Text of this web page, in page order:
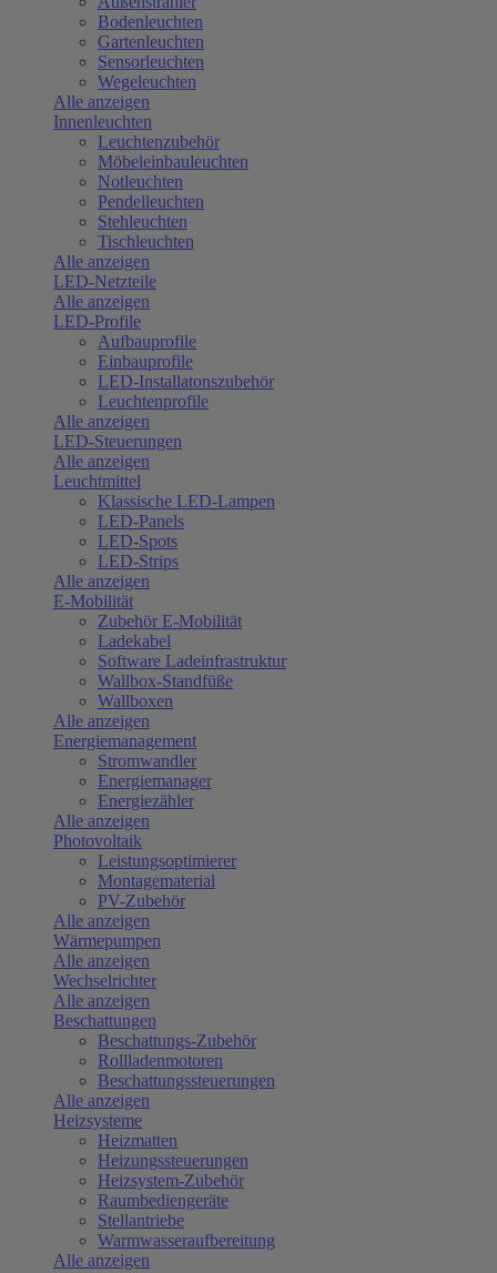
Bodenleuchten
Gartenleuchten
Sensorleuchten
Wegeleuchten
Alle anzeigen
Innenleuchten
Leuchtenzubehör
Möbeleinbauleuchten
Notleuchten
Pendelleuchten
Stehleuchten
Tischleuchten
Alle anzeigen
LED-Netzteile
Alle anzeigen
LED-Profile
Aufbauprofile
Einbauprofile
LED-Installatonszubehör
Leuchtenprofile
Alle anzeigen
LED-Steuerungen
Alle anzeigen
Leuchtmittel
Klassische LED-Lampen
LED-Panels
LED-Spots
LED-Strips
Alle anzeigen
E-Mobilität
Zubehör E-Mobilität
Ladekabel
Software Ladeinfrastruktur
Wallbox-Standfüße
Wallboxen
Alle anzeigen
Energiemanagement
Stromwandler
Energiemanager
Energiezähler
Alle anzeigen
Photovoltaik
Leistungsoptimierer
Montagematerial
PV-Zubehör
Alle anzeigen
Wärmepumpen
Alle anzeigen
Wechselrichter
Alle anzeigen
Beschattungen
Beschattungs-Zubehör
Rollladenmotoren
Beschattungssteuerungen
Alle anzeigen
Heizsysteme
Heizmatten
Heizungssteuerungen
Heizsystem-Zubehör
Raumbediengeräte
Stellantriebe
Warmwasseraufbereitung
Alle anzeigen